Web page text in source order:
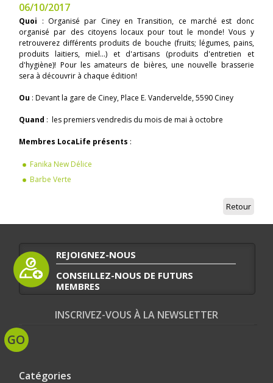
06/10/2017
Quoi : Organisé par Ciney en Transition, ce marché est donc
organisé par des citoyens locaux pour tout le monde! Vous y
retrouverez différents produits de bouche (fruits; légumes, pains,
produits laitiers, miel...) et d'artisans (produits d'entretien et
d'hygiène)! Pour les amateurs de bières, une nouvelle brasserie
sera à découvrir à chaque édition!
Ou : Devant la gare de Ciney, Place E. Vandervelde, 5590 Ciney
Quand : les premiers vendredis du mois de mai à octobre
Membres LocaLife présents :
Fanika New Délice
Barbe Verte
Retour
REJOIGNEZ-NOUS
CONSEILLEZ-NOUS DE FUTURS
MEMBRES
INSCRIVEZ-VOUS À LA NEWSLETTER
Catégories